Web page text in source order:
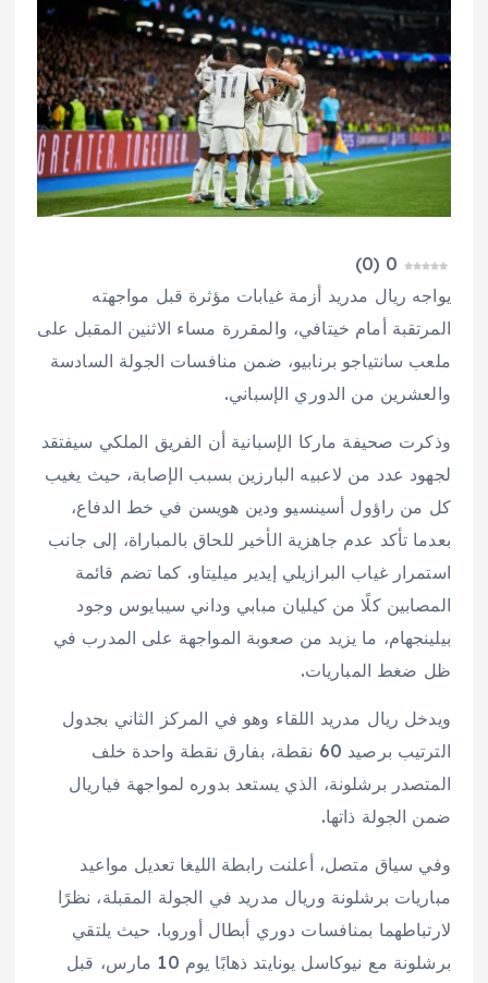
0
(
0
)
يواجه ريال مدريد أزمة غيابات مؤثرة قبل مواجهته
المرتقبة أمام خيتافي، والمقررة مساء الاثنين المقبل على
ملعب سانتياجو برنابيو، ضمن منافسات الجولة السادسة
والعشرين من الدوري الإسباني.
وذكرت صحيفة ماركا الإسبانية أن الفريق الملكي سيفتقد
لجهود عدد من لاعبيه البارزين بسبب الإصابة، حيث يغيب
كل من راؤول أسينسيو ودين هويسن في خط الدفاع،
بعدما تأكد عدم جاهزية الأخير للحاق بالمباراة، إلى جانب
استمرار غياب البرازيلي إيدير ميليتاو. كما تضم قائمة
المصابين كلًا من كيليان مبابي وداني سيبايوس وجود
بيلينجهام، ما يزيد من صعوبة المواجهة على المدرب في
ظل ضغط المباريات.
ويدخل ريال مدريد اللقاء وهو في المركز الثاني بجدول
الترتيب برصيد 60 نقطة، بفارق نقطة واحدة خلف
المتصدر برشلونة، الذي يستعد بدوره لمواجهة فياريال
ضمن الجولة ذاتها.
وفي سياق متصل، أعلنت رابطة الليغا تعديل مواعيد
مباريات برشلونة وريال مدريد في الجولة المقبلة، نظرًا
لارتباطهما بمنافسات دوري أبطال أوروبا. حيث يلتقي
برشلونة مع نيوكاسل يونايتد ذهابًا يوم 10 مارس، قبل